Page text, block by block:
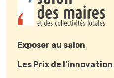
Exposer au salon
Les Prix de l’innovation